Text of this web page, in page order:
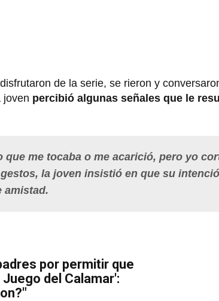
de la serie, se rieron y
joven percibió algunas señales que le
me tocaba o me acarició, pero yo
la joven insistió en que su
amistad.
por permitir que
del Calamar':